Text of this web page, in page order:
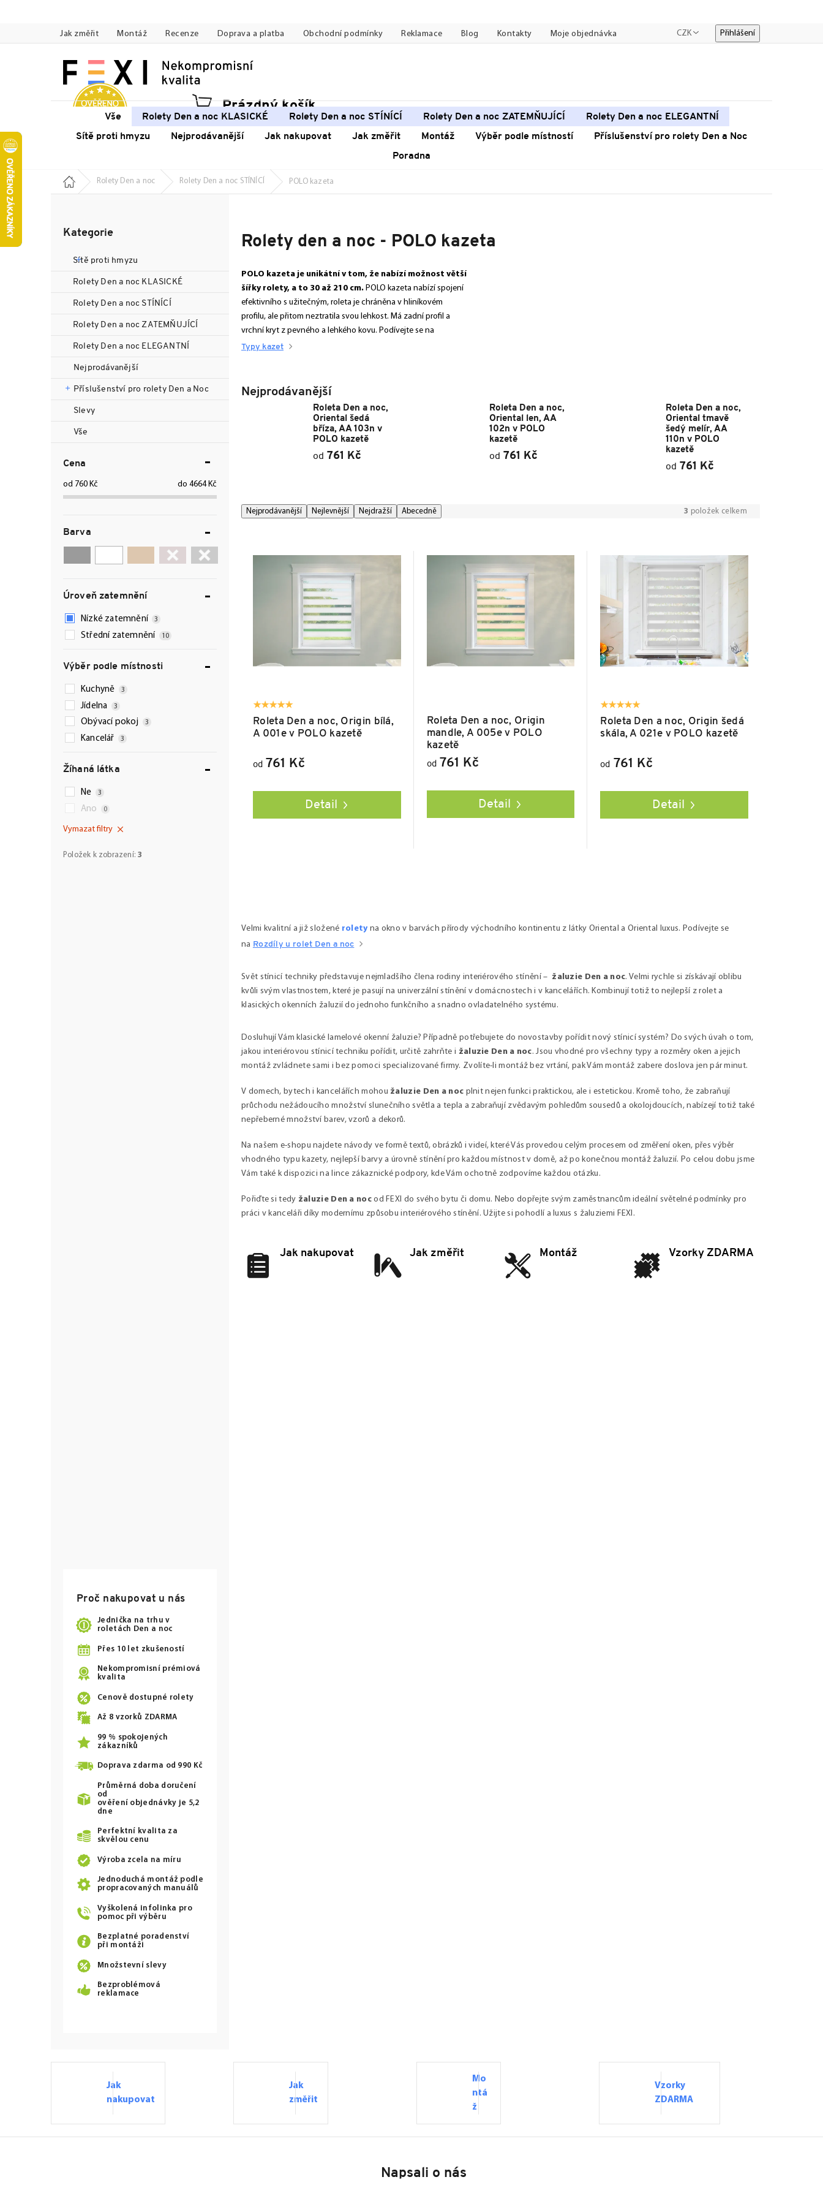
Jak změřit Montáž Recenze Doprava a platba Obchodní podmínky Reklamace Blog Kontakty Moje objednávka CZK Přihlášení
Nákupní
košík
Prázdný košík
Vše Rolety Den a noc KLASICKÉ Rolety Den a noc STÍNÍCÍ Rolety Den a noc ZATEMŇUJÍCÍ
Rolety Den a noc ELEGANTNÍ
Sítě proti hmyzu
Nejprodávanější Jak nakupovat Jak změřit Montáž Výběr podle místností
Příslušenství pro rolety Den a Noc
Poradna
Domů Rolety Den a noc Rolety Den a noc STÍNÍCÍ POLO kazeta
kategorie
Kategorie
Sítě proti hmyzu
Rolety Den a noc KLASICKÉ
Rolety Den a noc STÍNÍCÍ
Rolety Den a noc ZATEMŇUJÍCÍ
Rolety Den a noc ELEGANTNÍ
Nejprodávanější
Příslušenství pro rolety Den a Noc
Slevy
Vše
Cena
760 Kč 4664Kč
Barva
Úroveň zatemnění
Nízké zatemnění 3
Střední zatemnění 10
Výběr podle místnosti
Kuchyně 3
Jídelna 3
Obývací pokoj 3
Kancelář 3
Žíhaná látka
Ne 3
Ano 0
Vymazat filtry
Položek k zobrazení:3
Proč nakupovat u nás
Jednička na trhu v
roletách Den a noc
Přes 10 let zkušeností
Nekompromisní prémiová
kvalita
Cenově dostupné rolety
Až 8 vzorků ZDARMA
99 % spokojených
zákazníků
Doprava zdarma od 990 Kč
Průměrná doba doručení
od
ověření objednávky je 5,2
dne
Perfektní kvalita za
skvělou cenu
Výroba zcela na míru
Jednoduchá montáž podle
propracovaných manuálů
Vyškolená infolinka pro
pomoc při výběru
Bezplatné poradenství
při montáži
Množstevní slevy
Bezproblémová
reklamace
Rolety den a noc - POLO kazeta
POLO kazeta je unikátní v tom, že nabízí možnost větší
šířky rolety, a to 30 až 210 cm. POLO kazeta nabízí spojení
efektivního s užitečným, roleta je chráněna v hliníkovém
profilu, ale přitom neztratila svou lehkost. Má zadní profil a
vrchní kryt z pevného a lehkého kovu. Podívejte se na
Typy kazet
Nejprodávanější
Roleta Den a noc,
Oriental šedá
bříza, AA 103n v
POLO kazetě
od 761 Kč
Roleta Den a noc,
Oriental len, AA
102n v POLO
kazetě
od 761 Kč
Roleta Den a noc,
Oriental tmavě
šedý melír, AA
110n v POLO
kazetě
od 761 Kč
ŘNejprodávanější Nejlevnější Nejdražší Abecedně 3 položek celkem
V
Roleta Den a noc, Origin bílá,
A 001e v POLO kazetě
od 761 Kč
Detail
Roleta Den a noc, Origin
mandle, A 005e v POLO
kazetě
od761 Kč
Detail
Roleta Den a noc, Origin šedá
skála, A 021e v POLO kazetě
od 761 Kč
Detail
á
a
í
r
v
v
ý
p
s
Velmi kvalitní a již složené rolety na okno v barvách přírody východního kontinentu z látky Oriental a Oriental luxus. Podívejte se
na Rozdíly u rolet Den a noc
Svět stínicí techniky představuje nejmladšího člena rodiny interiérového stínění – žaluzie Den a noc. Velmi rychle si získávají oblibu
kvůli svým vlastnostem, které je pasují na univerzální stínění v domácnostech i v kancelářích. Kombinují totiž to nejlepší z rolet a
klasických okenních žaluzií do jednoho funkčního a snadno ovladatelného systému.
Dosluhují Vám klasické lamelové okenní žaluzie? Případně potřebujete do novostavby pořídit nový stínicí systém? Do svých úvah o tom,
jakou interiérovou stínicí techniku pořídit, určitě zahrňte i žaluzie Den a noc. Jsou vhodné pro všechny typy a rozměry oken a jejich
montáž zvládnete sami i bez pomoci specializované firmy. Zvolíte-li montáž bez vrtání, pak Vám montáž zabere doslova jen pár minut.
V domech, bytech i kancelářích mohou žaluzie Den a noc plnit nejen funkci praktickou, ale i estetickou. Kromě toho, že zabraňují
průchodu nežádoucího množství slunečního světla a tepla a zabraňují zvědavým pohledům sousedů a okolojdoucích, nabízejí totiž také
nepřeberné množství barev, vzorů a dekorů.
Na našem e-shopu najdete návody ve formě textů, obrázků i videí, které Vás provedou celým procesem od změření oken, přes výběr
vhodného typu kazety, nejlepší barvy a úrovně stínění pro každou místnost v domě, až po konečnou montáž žaluzií. Po celou dobu jsme
Vám také k dispozici na lince zákaznické podpory, kde Vám ochotně zodpovíme každou otázku.
Pořiďte si tedy žaluzie Den a noc od FEXI do svého bytu či domu. Nebo dopřejte svým zaměstnancům ideální světelné podmínky pro
práci v kanceláři díky modernímu způsobu interiérového stínění. Užijte si pohodlí a luxus s žaluziemi FEXI.
Jak nakupovat Jak změřit Montáž Vzorky ZDARMA
Jak
nakupovat
Jak
změřit
Mo
ntá
ž
Vzorky
ZDARMA
Napsali o nás